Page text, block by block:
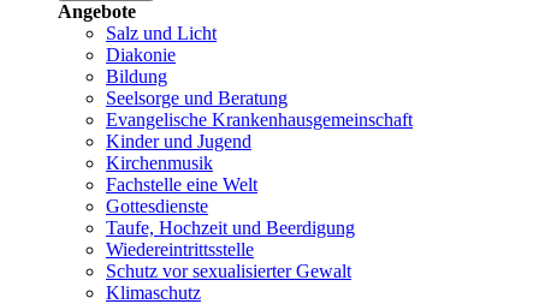
Angebote
Salz und Licht
Diakonie
Bildung
Seelsorge und Beratung
Evangelische Krankenhausgemeinschaft
Kinder und Jugend
Kirchenmusik
Fachstelle eine Welt
Gottesdienste
Taufe, Hochzeit und Beerdigung
Wiedereintrittsstelle
Schutz vor sexualisierter Gewalt
Klimaschutz